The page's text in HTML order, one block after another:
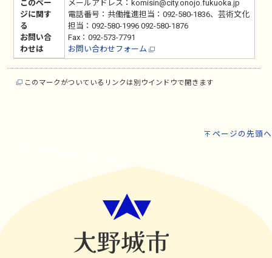
このペー
ジに関す
る
お問い合
わせは
メールアドレス：komisin@city.onojo.fukuoka.jp
電話番号：共働推進担当：092-580-1836、芸術文化
担当：092-580-1996 092-580-1876
Fax：092-573-7791
お問い合わせフォーム
このマークがついているリンクは別ウインドウで開きます
ページの先頭へ